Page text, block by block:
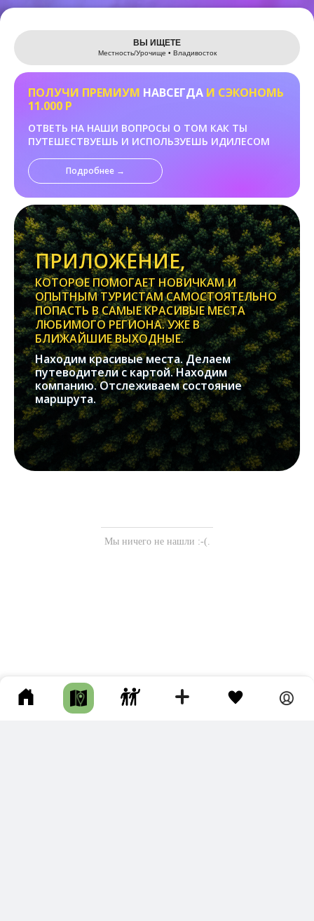
Leaflet
ВЫ ИЩЕТЕ
Местность/Урочище • Владивосток
ПОЛУЧИ ПРЕМИУМ НАВСЕГДА И СЭКОНОМЬ
11.000 Р
ОТВЕТЬ НА НАШИ ВОПРОСЫ О ТОМ КАК ТЫ
ПУТЕШЕСТВУЕШЬ И ИСПОЛЬЗУЕШЬ ИДИЛЕСОМ
Подробнее →
ПРИЛОЖЕНИЕ,
КОТОРОЕ ПОМОГАЕТ НОВИЧКАМ И
ОПЫТНЫМ ТУРИСТАМ САМОСТОЯТЕЛЬНО
ПОПАСТЬ В САМЫЕ КРАСИВЫЕ МЕСТА
ЛЮБИМОГО РЕГИОНА. УЖЕ В
БЛИЖАЙШИЕ ВЫХОДНЫЕ.
Находим красивые места. Делаем
путеводители с картой. Находим
компанию. Отслеживаем состояние
маршрута.
Мы ничего не нашли :-(.